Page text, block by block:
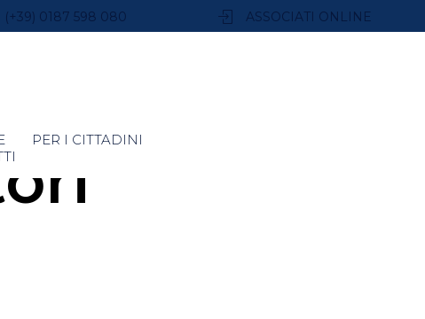
(+39) 0187 598 080 ASSOCIATI ONLINE
PER I CITTADINI